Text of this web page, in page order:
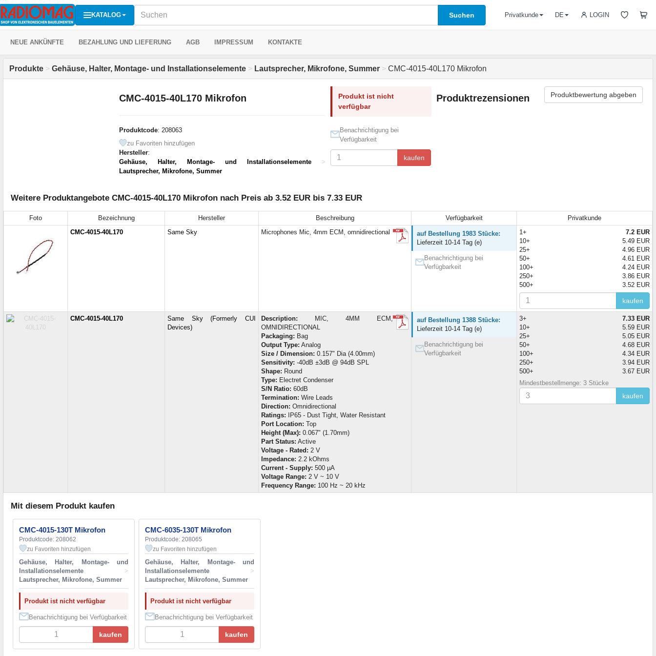
KATALOG Suchen LOGIN
Privatkunde DE
NEUE ANKÜNFTE BEZAHLUNG UND LIEFERUNG AGB IMPRESSUM KONTAKTE
Produkte > Gehäuse, Halter, Montage- und Installationselemente > Lautsprecher, Mikrofone, Summer > CMC-4015-40L170 Mikrofon
CMC-4015-40L170 Mikrofon
Produktcode: 208063
zu Favoriten hinzufügen
Hersteller:
Gehäuse, Halter, Montage- und Installationselemente
>
Lautsprecher, Mikrofone, Summer
Produkt ist nicht
verfügbar
Benachrichtigung bei
Verfügbarkeit
kaufen
Produktrezensionen Produktbewertung abgeben
Weitere Produktangebote CMC-4015-40L170 Mikrofon nach Preis ab 3.52 EUR bis 7.33 EUR
Foto Bezeichnung Hersteller Beschreibung Verfügbarkeit
Privatkunde
CMC-4015-40L170
Same Sky Microphones Mic, 4mm ECM, omnidirectional
auf Bestellung 1983 Stücke:
Lieferzeit 10-14 Tag (e)
Benachrichtigung bei
Verfügbarkeit
1+
7.2 EUR
10+
5.49 EUR
25+
4.96 EUR
50+
4.61 EUR
100+
4.24 EUR
250+
3.86 EUR
500+
3.52 EUR
kaufen
CMC-4015-40L170
Same Sky (Formerly CUI
Devices)
Description: MIC, 4MM ECM,
OMNIDIRECTIONAL
Packaging: Bag
Output Type: Analog
Size / Dimension: 0.157" Dia (4.00mm)
Sensitivity: -40dB ±3dB @ 94dB SPL
Shape: Round
Type: Electret Condenser
S/N Ratio: 60dB
Termination: Wire Leads
Direction: Omnidirectional
Ratings: IP65 - Dust Tight, Water Resistant
Port Location: Top
Height (Max): 0.067" (1.70mm)
Part Status: Active
Voltage - Rated: 2 V
Impedance: 2.2 kOhms
Current - Supply: 500 µA
Voltage Range: 2 V ~ 10 V
Frequency Range: 100 Hz ~ 20 kHz
auf Bestellung 1388 Stücke:
Lieferzeit 10-14 Tag (e)
Benachrichtigung bei
Verfügbarkeit
3+
7.33 EUR
10+
5.59 EUR
25+
5.05 EUR
50+
4.68 EUR
100+
4.34 EUR
250+
3.94 EUR
500+
3.67 EUR
Mindestbestellmenge: 3 Stücke
kaufen
Mit diesem Produkt kaufen
CMC-4015-130T Mikrofon
Produktcode: 208062
zu Favoriten hinzufügen
Gehäuse, Halter, Montage- und
Installationselemente
>
Lautsprecher, Mikrofone, Summer
Produkt ist nicht verfügbar
Benachrichtigung bei Verfügbarkeit
kaufen
CMC-6035-130T Mikrofon
Produktcode: 208065
zu Favoriten hinzufügen
Gehäuse, Halter, Montage- und
Installationselemente
>
Lautsprecher, Mikrofone, Summer
Produkt ist nicht verfügbar
Benachrichtigung bei Verfügbarkeit
kaufen